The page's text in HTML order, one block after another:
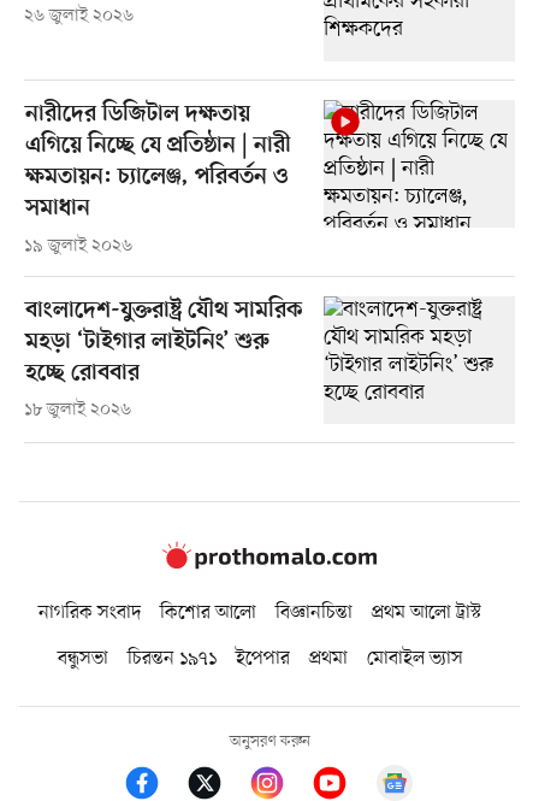
২৬ জুলাই ২০২৬
নারীদের ডিজিটাল দক্ষতায়
এগিয়ে নিচ্ছে যে প্রতিষ্ঠান | নারী
ক্ষমতায়ন: চ্যালেঞ্জ, পরিবর্তন ও
সমাধান
১৯ জুলাই ২০২৬
বাংলাদেশ-যুক্তরাষ্ট্র যৌথ সামরিক
মহড়া ‘টাইগার লাইটনিং’ শুরু
হচ্ছে রোববার
১৮ জুলাই ২০২৬
নাগরিক সংবাদ কিশোর আলো বিজ্ঞানচিন্তা
প্রথম আলো ট্রাস্ট
বন্ধুসভা
চিরন্তন ১৯৭১ ইপেপার প্রথমা মোবাইল ভ্যাস
অনুসরণ করুন